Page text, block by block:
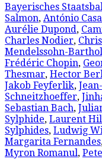
Bayerisches
Salmon, António
Aurélie Dupond,
Charles Nodier,
Mendelssohn-
Frédéric Chopin,
Thesmar, Hector
Jakob Feyferlik,
Schneitzhoeffer,
Sebastian Bach,
Sylphide, Laurent
Sylphides, Ludwig
Margarita Fernandes,
Myron Romanul,